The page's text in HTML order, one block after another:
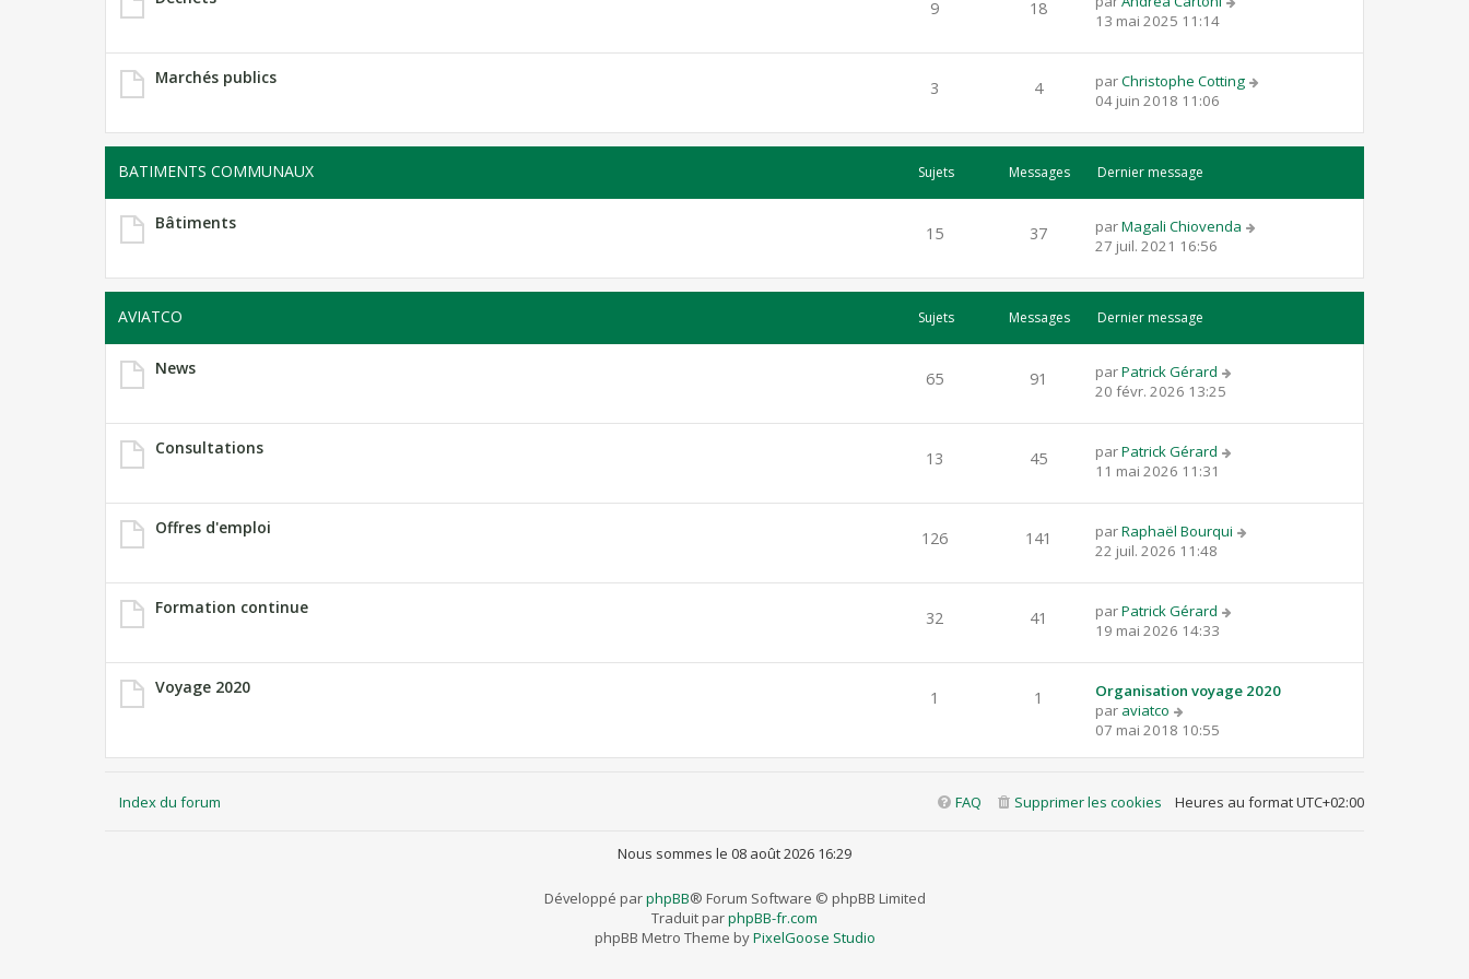
9 18
13 mai 2025 11:14
Marchés publics
3 4 parChristophe Cotting
04 juin 2018 11:06
BATIMENTS COMMUNAUX Sujets Messages Dernier message
Bâtiments
15 37 parMagali Chiovenda
27 juil. 2021 16:56
AVIATCO Sujets Messages Dernier message
News
65 91 parPatrick Gérard
20 févr. 2026 13:25
Consultations
13 45 parPatrick Gérard
11 mai 2026 11:31
Offres d'emploi
126 141 parRaphaël Bourqui
22 juil. 2026 11:48
Formation continue
32 41 parPatrick Gérard
19 mai 2026 14:33
Voyage 2020
1 1
Organisation voyage 2020
par aviatco
07 mai 2018 10:55
Index du forum Heures au formatUTC+02:00
Supprimer les cookies
FAQ
Nous sommes le 08 août 2026 16:29
Développé parphpBB® Forum Software © phpBB Limited
Traduit parphpBB-fr.com
phpBB Metro Theme byPixelGoose Studio